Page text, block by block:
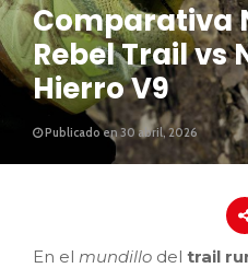
Comparativa
Rebel Trail vs
Hierro V9
Publicado en 30 abril, 2026
En el mundillo del trail